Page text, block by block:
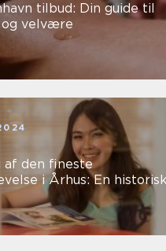
tilbud: Din guide til
og velvære
af den fineste
i Århus: En historisk